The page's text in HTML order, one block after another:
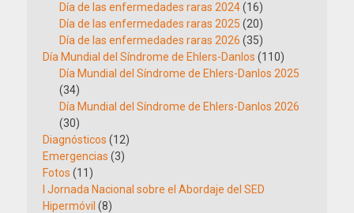
Día de las enfermedades raras 2024(16)
Día de las enfermedades raras 2025 (20)
Día de las enfermedades raras 2026 (35)
Día Mundial del Síndrome de Ehlers-Danlos (110)
Día Mundial del Síndrome de Ehlers-Danlos 2025
(34)
Día Mundial del Síndrome de Ehlers-Danlos 2026
(30)
Diagnósticos (12)
Emergencias (3)
Fotos (11)
I Jornada Nacional sobre el Abordaje del SED
Hipermóvil (8)